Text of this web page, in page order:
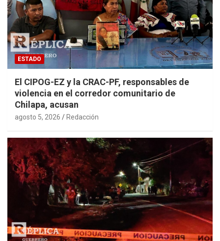
ESTADO
El CIPOG-EZ y la CRAC-PF, responsables de
violencia en el corredor comunitario de
Chilapa, acusan
agosto 5, 2026 Redacción